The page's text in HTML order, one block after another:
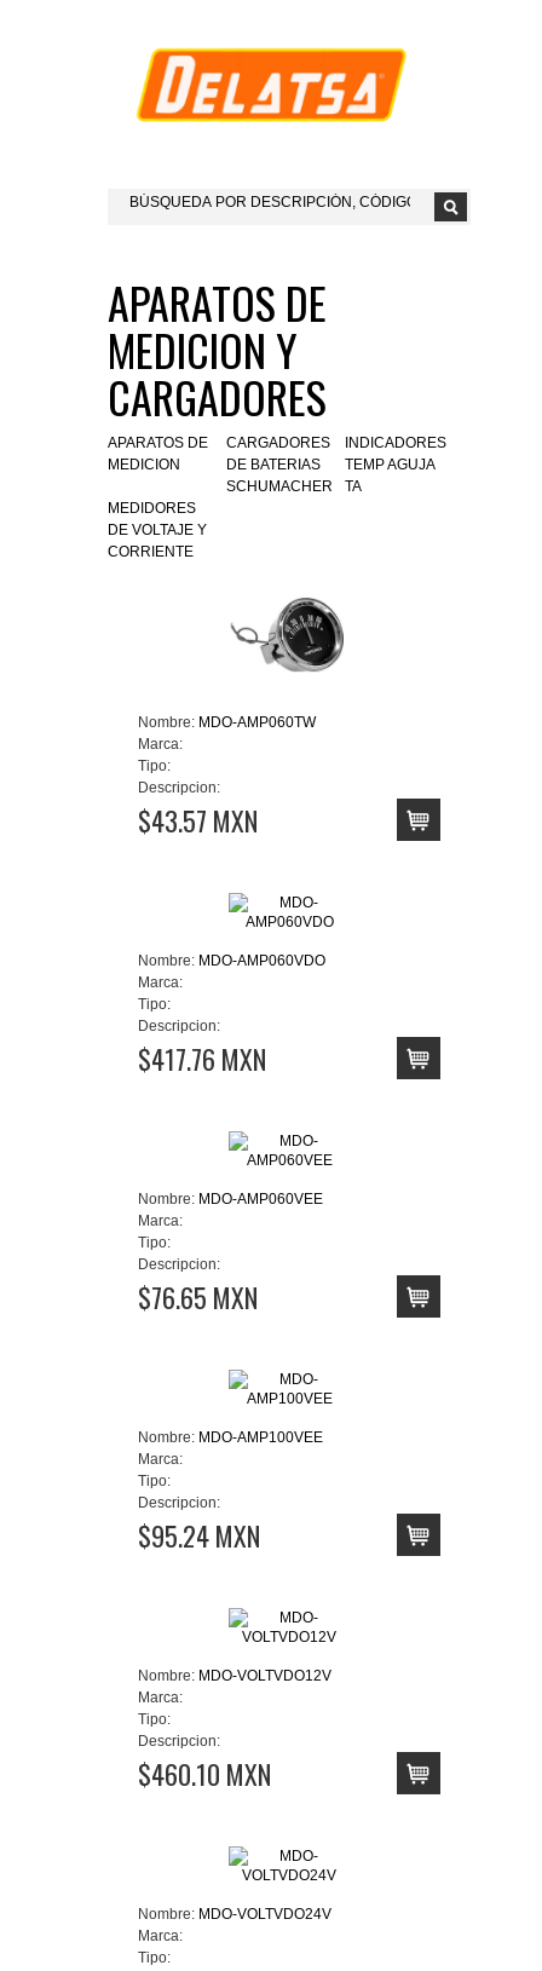
APARATOS DE
MEDICION Y
CARGADORES
APARATOS DE
MEDICION
CARGADORES
DE BATERIAS
SCHUMACHER
INDICADORES
TEMP AGUJA
TA
MEDIDORES
DE VOLTAJE Y
CORRIENTE
Nombre: MDO-AMP060TW
Marca:
Tipo:
Descripcion:
$43.57 MXN
Nombre: MDO-AMP060VDO
Marca:
Tipo:
Descripcion:
$417.76 MXN
Nombre: MDO-AMP060VEE
Marca:
Tipo:
Descripcion:
$76.65 MXN
Nombre: MDO-AMP100VEE
Marca:
Tipo:
Descripcion:
$95.24 MXN
Nombre: MDO-VOLTVDO12V
Marca:
Tipo:
Descripcion:
$460.10 MXN
Nombre: MDO-VOLTVDO24V
Marca:
Tipo: